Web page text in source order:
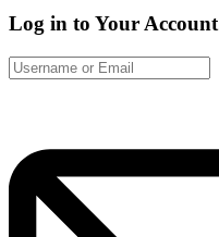
Log in to Your Account